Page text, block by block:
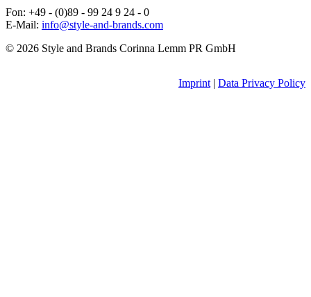
Fon: +49 - (0)89 - 99 24 9 24 - 0
E-Mail: info@style-and-brands.com
© 2026 Style and Brands Corinna Lemm PR GmbH
Imprint | Data Privacy Policy